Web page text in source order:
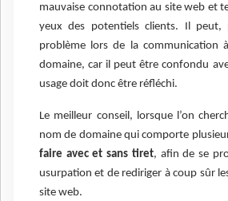
mauvaise connotation au site web et
yeux des potentiels clients. Il peut,
problème lors de la communication
domaine, car il peut être confondu
usage doit donc être réfléchi.
Le meilleur conseil, lorsque l’on
nom de domaine qui comporte
faire avec et sans tiret, afin de se
usurpation et de rediriger à coup sûr
site web.